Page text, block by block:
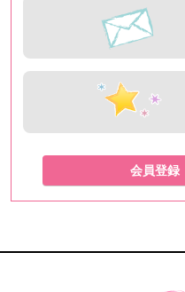
会員登録